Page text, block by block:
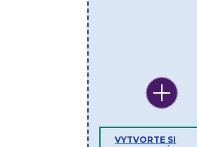
VYTVORTE SI